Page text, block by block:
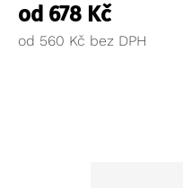
od 678 Kč
od 560 Kč